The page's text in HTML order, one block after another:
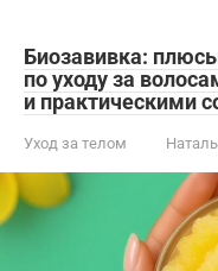
Биозавивка:
по уходу за
и практическими
Уход за телом